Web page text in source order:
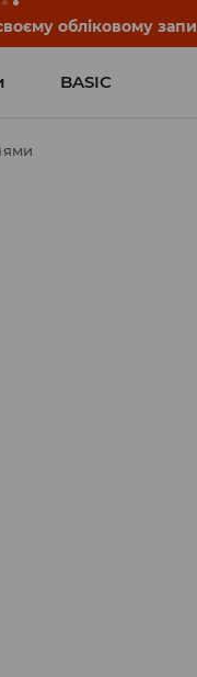
обліковому
BASIC